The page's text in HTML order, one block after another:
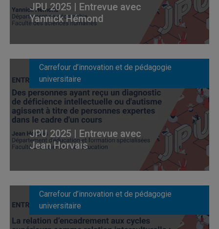
JPU 2025 | Entrevue avec
Yannick Hémond
Carrefour d’innovation et de pédagogie
universitaire
JPU 2025 | Entrevue avec
Jean Horvais
Carrefour d’innovation et de pédagogie
universitaire